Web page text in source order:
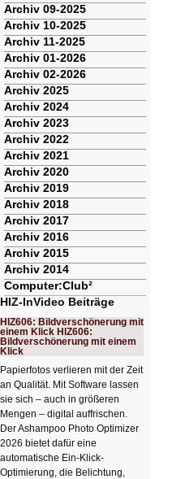
Archiv 09-2025
Archiv 10-2025
Archiv 11-2025
Archiv 01-2026
Archiv 02-2026
Archiv 2025
Archiv 2024
Archiv 2023
Archiv 2022
Archiv 2021
Archiv 2020
Archiv 2019
Archiv 2018
Archiv 2017
Archiv 2016
Archiv 2015
Archiv 2014
Computer:Club²
HIZ-InVideo Beiträge
HIZ606: Bildverschönerung mit
einem Klick HIZ606:
Bildverschönerung mit einem
Klick
Papierfotos verlieren mit der Zeit
an Qualität. Mit Software lassen
sie sich – auch in größeren
Mengen – digital auffrischen.
Der Ashampoo Photo Optimizer
2026 bietet dafür eine
automatische Ein-Klick-
Optimierung, die Belichtung,